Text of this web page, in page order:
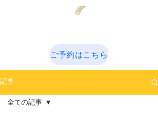
ご予約はこちら
記事
全ての記事